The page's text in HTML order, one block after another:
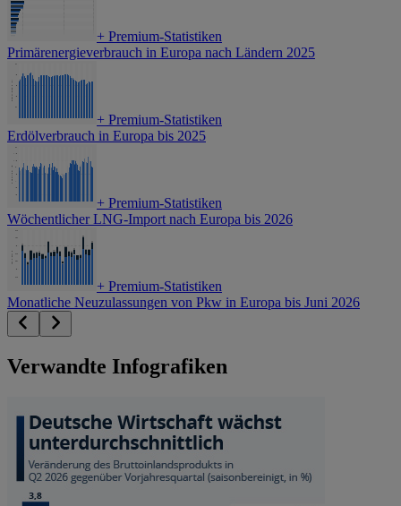
+ Premium-Statistiken
Primärenergieverbrauch in Europa nach Ländern 2025
+ Premium-Statistiken
Erdölverbrauch in Europa bis 2025
+ Premium-Statistiken
Wöchentlicher LNG-Import nach Europa bis 2026
+ Premium-Statistiken
Monatliche Neuzulassungen von Pkw in Europa bis Juni 2026
Verwandte Infografiken